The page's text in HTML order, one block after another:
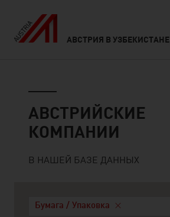
АВСТРИЯ В УЗБЕКИСТАНЕ
АВСТРИЙСКИЕ
КОМПАНИИ
В НАШЕЙ БАЗЕ ДАННЫХ
Бумага / Упаковка